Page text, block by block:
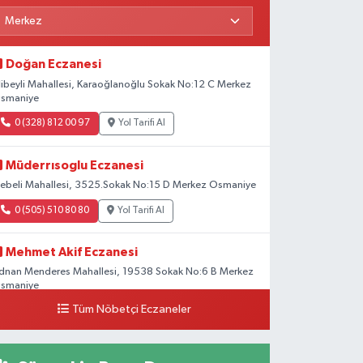
Doğan Eczanesi
Mahallesi, Karaoğlanoğlu Sokak No:12 C Merkez
0 (328) 812 00 97 Yol Tarifi Al
Müderrısoglu Eczanesi
Mahallesi, 3525.Sokak No:15 D Merkez Osmaniye
0 (505) 510 80 80 Yol Tarifi Al
Mehmet Akif Eczanesi
Menderes Mahallesi, 19538 Sokak No:6 B Merkez
0 (328) 802 58 00 Yol Tarifi Al
Tüm Nöbetçi Eczaneler